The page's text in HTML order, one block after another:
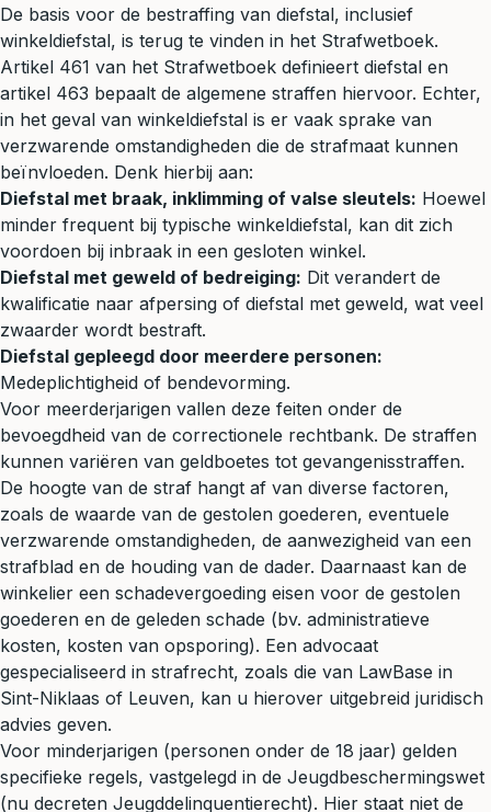
De basis voor de bestraffing van diefstal, inclusief
winkeldiefstal, is terug te vinden in het Strafwetboek.
Artikel 461 van het Strafwetboek definieert diefstal en
artikel 463 bepaalt de algemene straffen hiervoor. Echter,
in het geval van winkeldiefstal is er vaak sprake van
verzwarende omstandigheden die de strafmaat kunnen
beïnvloeden. Denk hierbij aan:
Diefstal met braak, inklimming of valse sleutels: Hoewel
minder frequent bij typische winkeldiefstal, kan dit zich
voordoen bij inbraak in een gesloten winkel.
Diefstal met geweld of bedreiging: Dit verandert de
kwalificatie naar afpersing of diefstal met geweld, wat veel
zwaarder wordt bestraft.
Diefstal gepleegd door meerdere personen:
Medeplichtigheid of bendevorming.
Voor meerderjarigen vallen deze feiten onder de
bevoegdheid van de correctionele rechtbank. De straffen
kunnen variëren van geldboetes tot gevangenisstraffen.
De hoogte van de straf hangt af van diverse factoren,
zoals de waarde van de gestolen goederen, eventuele
verzwarende omstandigheden, de aanwezigheid van een
strafblad en de houding van de dader. Daarnaast kan de
winkelier een schadevergoeding eisen voor de gestolen
goederen en de geleden schade (bv. administratieve
kosten, kosten van opsporing). Een advocaat
gespecialiseerd in strafrecht, zoals die van LawBase in
Sint-Niklaas of Leuven, kan u hierover uitgebreid juridisch
advies geven.
Voor minderjarigen (personen onder de 18 jaar) gelden
specifieke regels, vastgelegd in de Jeugdbeschermingswet
(nu decreten Jeugddelinquentierecht). Hier staat niet de